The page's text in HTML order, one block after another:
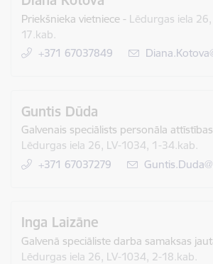
Priekšnieka vietniece - Lēdurgas iela
17.kab.
+371 67037849
E-pasts:
Guntis Dūda
Galvenais speciālists personāla
Lēdurgas iela 26, LV-1034, 1-34.kab.
+371 67037279
E-pasts:
Inga Laizāne
Galvenā speciāliste darba samaksas
Lēdurgas iela 26, LV-1034, 2-18.kab.